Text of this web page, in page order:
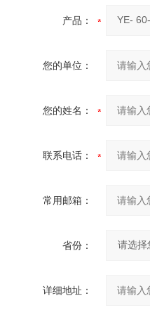
产品：
您的单位：
您的姓名：
联系电话：
常用邮箱：
省份：
详细地址：